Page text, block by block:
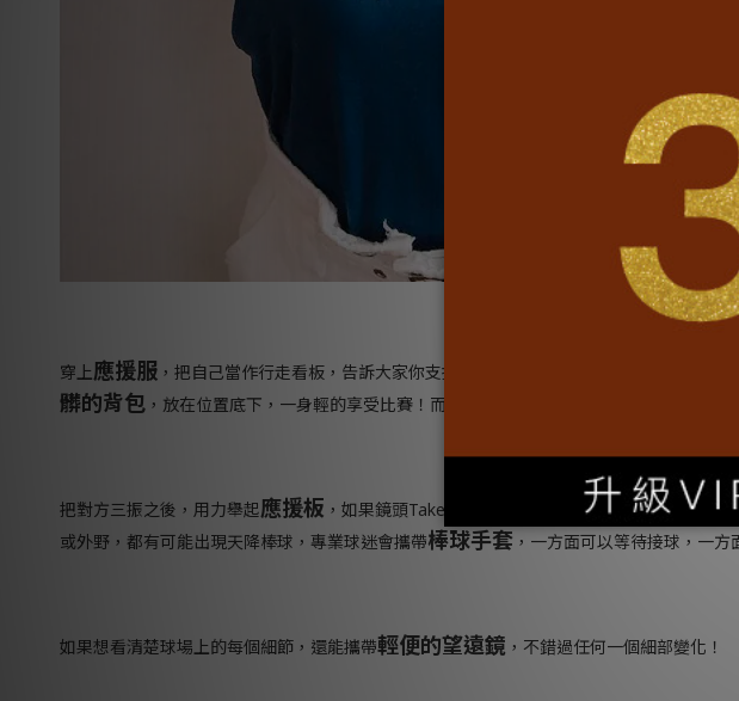
穿上應援服 ，把自己當作行走看板，告訴大家你支持誰，
髒的背包 ，放在位置底下，一身輕的享受比賽！而應援的道具裡面最基本的是
把對方三振之後，用力舉起應援板 ，如果鏡頭Take 到自己，更能大方示愛。在觀眾席總是
或外野，都有可能出現天降棒球，專業球迷會攜帶棒球手套 ，一方面可以等待接球，一
如果想看清楚球場上的每個細節，還能攜帶輕便的望遠鏡 ，不錯過任何一個細部變化！